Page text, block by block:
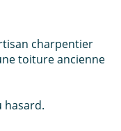
charpentier
toiture ancienne
hasard.